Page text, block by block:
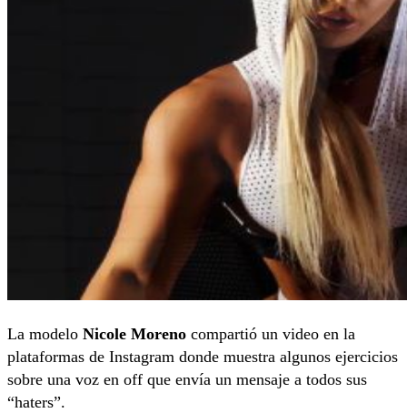
La modelo Nicole Moreno compartió un video en la
plataformas de Instagram donde muestra algunos ejercicios
sobre una voz en off que envía un mensaje a todos sus
“haters”.